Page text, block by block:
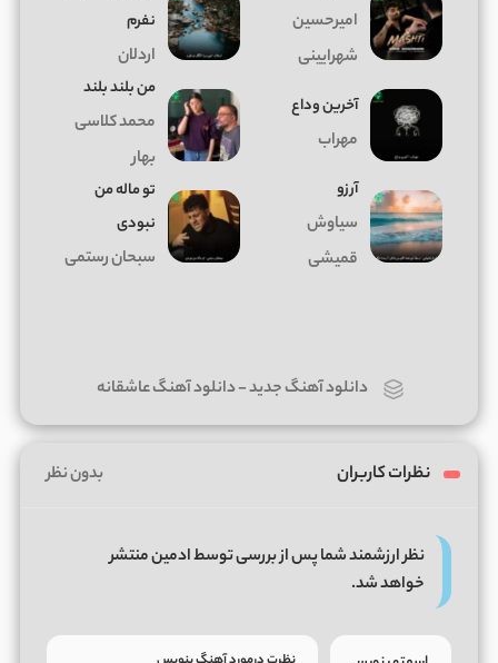
امیرحسین
شهرایینی
نفرم
اردلان
آخرین وداع
مهراب
من بلند بلند
محمد کلاسی
بهار
آرزو
سیاوش
قمیشی
تو ماله من
نبودی
سبحان رستمی
دانلود آهنگ جدید-دانلود آهنگ عاشقانه
نظرات کاربران بدون نظر
نظر ارزشمند شما پس از بررسی توسط ادمین منتشر
خواهد شد.